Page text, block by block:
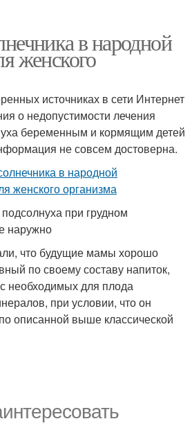
в народной
женского
источниках в сети Интернет
о недопустимости лечения
беременным и кормящим детей
не совсем достоверна.
при грудном
наружно
что будущие мамы хорошо
по своему составу напиток,
необходимых для плода
при условии, что он
описанной выше классической